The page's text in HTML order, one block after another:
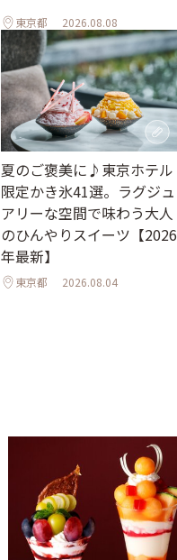
東京都 2026.08.08
夏のご褒美に♪東京ホテル
限定かき氷41選。ラグジュ
アリーな空間で味わう大人
のひんやりスイーツ【2026
年最新】
東京都 2026.08.04